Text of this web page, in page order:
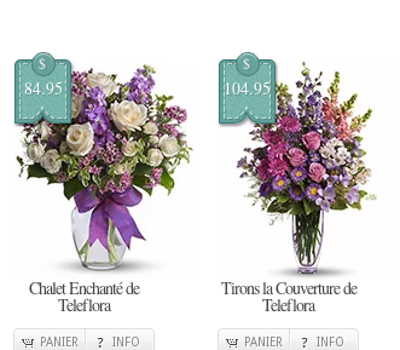
$
84.95
Chalet Enchanté de
Teleflora
PANIER INFO
$
104.95
Tirons la Couverture de
Teleflora
PANIER INFO